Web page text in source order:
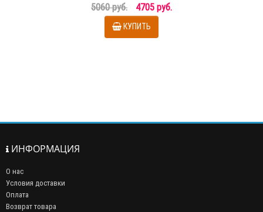
5060 руб. 4705 руб.
КУПИТЬ
ИНФОРМАЦИЯ
О нас
Условия доставки
Оплата
Возврат товара